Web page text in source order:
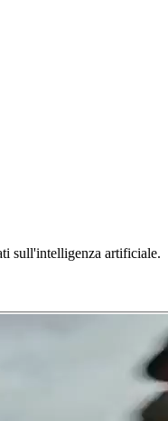
sull'intelligenza artificiale.